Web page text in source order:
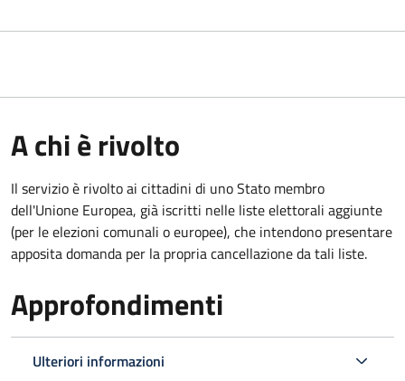
A chi è rivolto
Il servizio è rivolto ai cittadini di uno Stato membro
dell'Unione Europea, già iscritti nelle liste elettorali aggiunte
(per le elezioni comunali o europee), che intendono presentare
apposita domanda per la propria cancellazione da tali liste.
Approfondimenti
Ulteriori informazioni